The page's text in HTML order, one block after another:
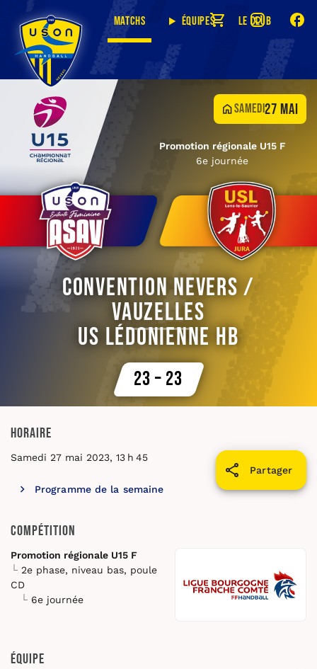
Matchs Équipes Le club
samedi27 mai
Promotion régionale U15 F
6e journée
Convention Nevers /
Vauzelles
US Lédonienne HB
23 – 23
Horaire
Partager
Samedi 27 mai 2023, 13 h 45
Programme de la semaine
Compétition
Promotion régionale U15 F
2e phase, niveau bas, poule
CD
6e journée
Équipe